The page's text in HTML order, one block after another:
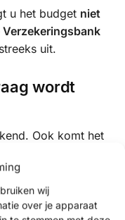
wij
over je apparaat
u het budget niet
Verzekeringsbank
uit.
wordt
Ook komt het
niet goed aansluit
gebied van